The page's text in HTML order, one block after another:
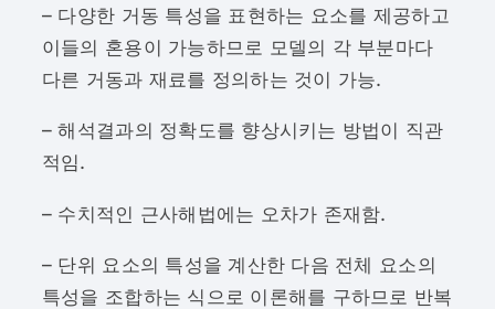
– 다양한 거동 특성을 표현하는 요소를 제공하고
이들의 혼용이 가능하므로 모델의 각 부분마다
다른 거동과 재료를 정의하는 것이 가능.
– 해석결과의 정확도를 향상시키는 방법이 직관
적임.
– 수치적인 근사해법에는 오차가 존재함.
– 단위 요소의 특성을 계산한 다음 전체 요소의
특성을 조합하는 식으로 이론해를 구하므로 반복